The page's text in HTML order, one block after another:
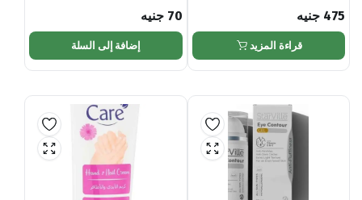
475 جنيه
قراءة المزيد
70 جنيه
إضافة إلى السلة